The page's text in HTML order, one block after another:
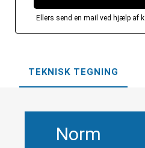
Ellers send en mail ved hjælp af
TEKNISK TEGNING
Norm